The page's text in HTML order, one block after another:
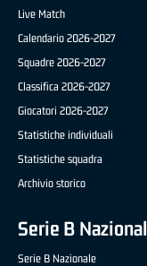
Live Match
Calendario 2026-2027
Squadre 2026-2027
Classifica 2026-2027
Giocatori 2026-2027
Statistiche individuali
Statistiche squadra
Archivio storico
Serie B
Serie B Nazionale